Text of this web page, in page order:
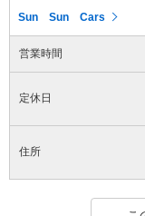
Sun Sun Cars
営業時間
定休日
住所